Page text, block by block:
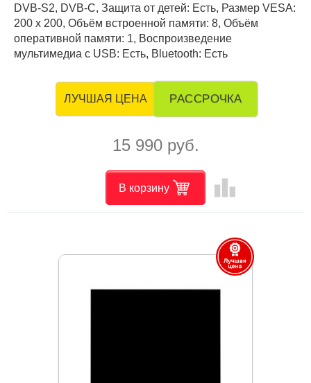
DVB-S2, DVB-C, Защита от детей: Есть, Размер VESA:
200 x 200, Объём встроенной памяти: 8, Объём
оперативной памяти: 1, Воспроизведение
мультимедиа с USB: Есть, Bluetooth: Есть
ЛУЧШАЯ ЦЕНА РАССРОЧКА
15 990 руб.
В корзину leaderboard